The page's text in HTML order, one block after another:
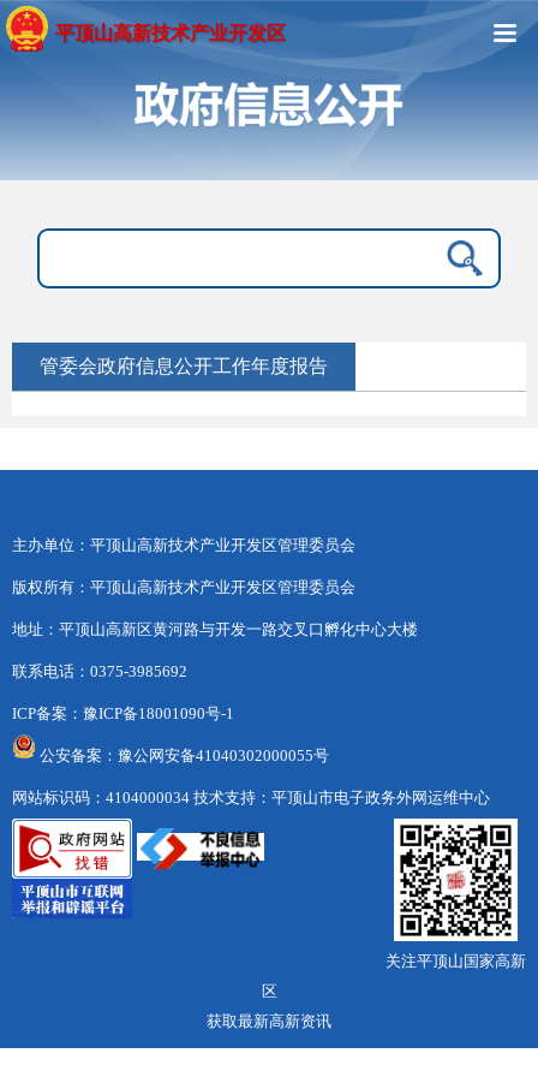
平顶山高新技术产业开发区
管委会政府信息公开工作年度报告
主办单位：平顶山高新技术产业开发区管理委员会
版权所有：平顶山高新技术产业开发区管理委员会
地址：平顶山高新区黄河路与开发一路交叉口孵化中心大楼
联系电话：0375-3985692
ICP备案： 豫ICP备18001090号-1
公安备案：豫公网安备41040302000055号
网站标识码：4104000034 技术支持：平顶山市电子政务外网运维中心
关注平顶山国家高新
区
获取最新高新资讯